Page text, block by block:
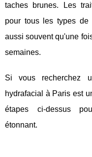
taches brunes. Les
pour tous les types de
aussi souvent qu'une
semaines.
Si vous recherchez
hydrafacial à Paris est
étapes ci-dessus
étonnant.